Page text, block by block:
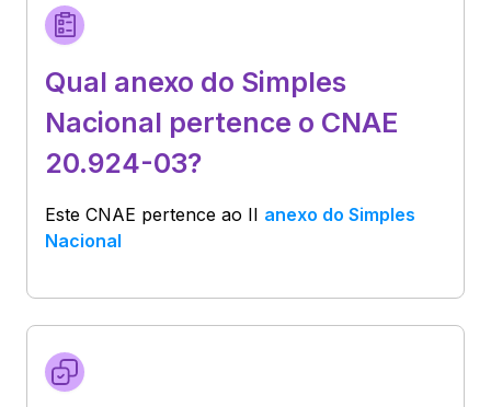
Qual anexo do Simples
Nacional pertence o CNAE
20.924-03?
Este CNAE pertence ao II anexo do Simples
Nacional